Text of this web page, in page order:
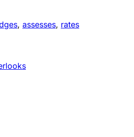
, assesses, rates